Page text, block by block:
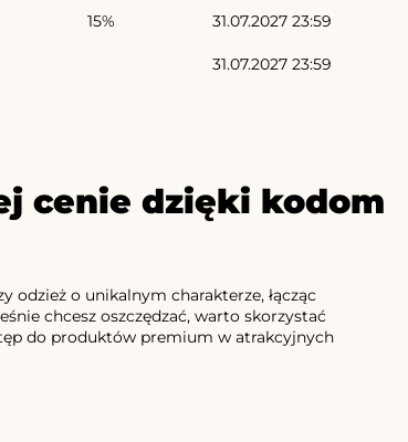
15% 31.07.2027 23:59
31.07.2027 23:59
cenie dzięki kodom
o unikalnym charakterze, łącząc
chcesz oszczędzać, warto skorzystać
do produktów premium w atrakcyjnych